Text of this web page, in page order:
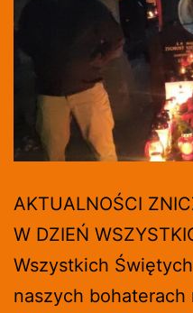
AKTUALNOŚCI
W DZIEŃ
Wszystkich
naszych bohaterach